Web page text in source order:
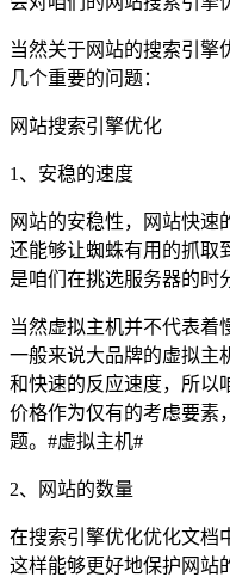
当然关于网站的搜索引擎
几个重要的问题：
网站搜索引擎优化
1、安稳的速度
网站的安稳性，网站快速
还能够让蜘蛛有用的抓取
是咱们在挑选服务器的时
当然虚拟主机并不代表着
一般来说大品牌的虚拟主
和快速的反应速度，所以
价格作为仅有的考虑要素
题。 #虚拟主机#
2、网站的数量
在搜索引擎优化优化文档
这样能够更好地保护网站